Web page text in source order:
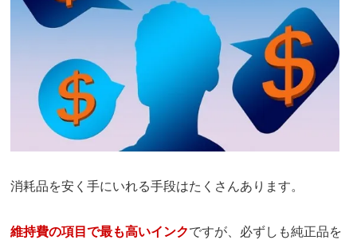
消耗品を安く手にいれる手段はたくさんあります。
維持費の項目で最も高いインクですが、必ずしも純正品を